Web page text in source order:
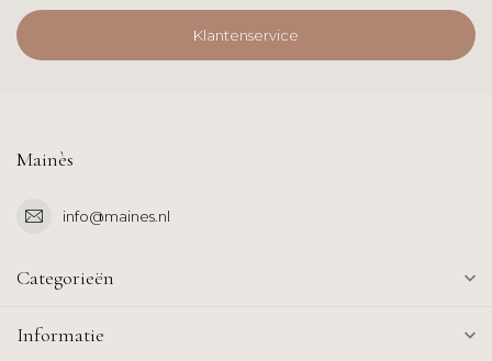
Klantenservice
Mainès
info@maines.nl
Categorieën
Informatie